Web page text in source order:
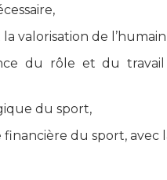
valorisation de
du rôle et du
du sport,
financière du sport,